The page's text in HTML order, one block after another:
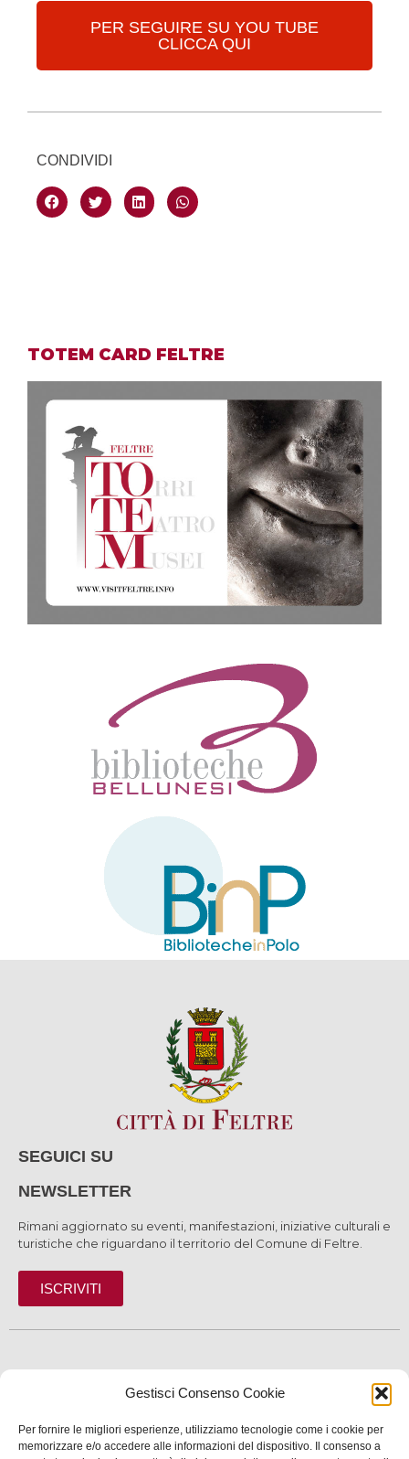
Gestisci Consenso Cookie
Per fornire le migliori esperienze, utilizziamo tecnologie come i cookie per
memorizzare e/o accedere alle informazioni del dispositivo. Il consenso a
PER SEGUIRE SU YOU TUBE
CLICCA QUI
CONDIVIDI
TOTEM CARD FELTRE
SEGUICI SU
NEWSLETTER
Rimani aggiornato su eventi, manifestazioni, iniziative culturali e
turistiche che riguardano il territorio del Comune di Feltre.
ISCRIVITI
SERVIZI